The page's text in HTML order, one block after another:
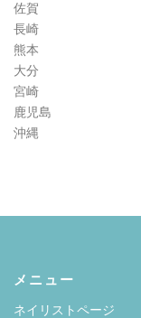
佐賀
長崎
熊本
大分
宮崎
鹿児島
沖縄
メニュー
ネイリストページ